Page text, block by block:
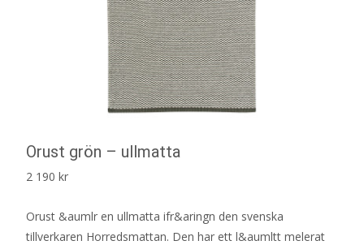
Orust grön – ullmatta
2 190 kr
Orust &aumlr en ullmatta ifr&aringn den svenska
tillverkaren Horredsmattan. Den har ett l&aumltt melerat